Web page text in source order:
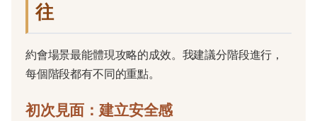
往
約會場景最能體現攻略的成效。我建議分階段進行，
每個階段都有不同的重點。
初次見面：建立安全感